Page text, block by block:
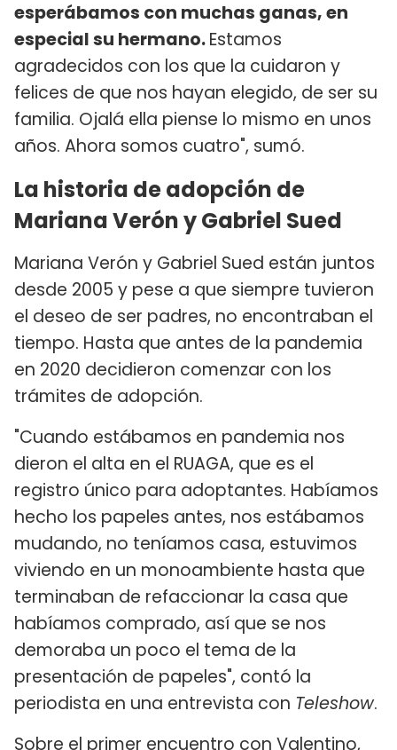
esperábamos con muchas ganas, en
especial su hermano.Estamos
agradecidos con los que la cuidaron y
felices de que nos hayan elegido, de ser su
familia. Ojalá ella piense lo mismo en unos
años. Ahora somos cuatro", sumó.
La historia de adopción de
Mariana Verón y Gabriel Sued
Mariana Verón y Gabriel Sued están juntos
desde 2005 y pese a que siempre tuvieron
el deseo de ser padres, no encontraban el
tiempo. Hasta que antes de la pandemia
en 2020 decidieron comenzar con los
trámites de adopción.
"Cuando estábamos en pandemia nos
dieron el alta en el RUAGA, que es el
registro único para adoptantes. Habíamos
hecho los papeles antes, nos estábamos
mudando, no teníamos casa, estuvimos
viviendo en un monoambiente hasta que
terminaban de refaccionar la casa que
habíamos comprado, así que se nos
demoraba un poco el tema de la
presentación de papeles", contó la
periodista en una entrevista con Teleshow.
Sobre el primer encuentro con Valentino,